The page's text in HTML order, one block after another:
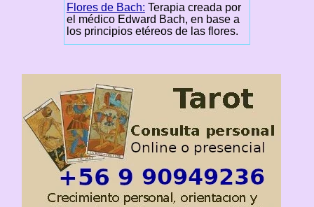
Flores de Bach: Terapia creada por
el médico Edward Bach, en base a
los principios etéreos de las flores.